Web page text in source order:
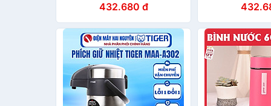
Hàng chính hãng, có quai
xách, đế silicone chống trượt
- JoyMall
432.680 đ
chính hãng, có
silicone chống